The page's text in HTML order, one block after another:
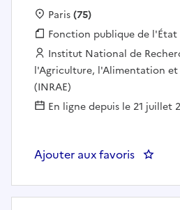
Localisation :
Paris(75)
Fonction publique :
Fonction publique de l'État
Employeur :
Institut National de
l'Agriculture, l'Alimentation
(INRAE)
En ligne depuis le 21 juillet
Ajouter aux favoris :